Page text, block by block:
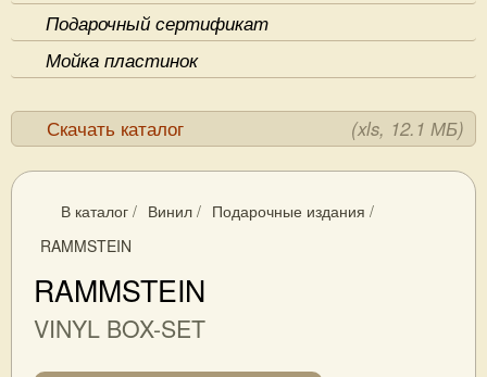
Подарочный сертификат
Мойка пластинок
Скачать каталог (xls, 12.1 МБ)
В каталог / Винил / Подарочные издания /
RAMMSTEIN
RAMMSTEIN
VINYL BOX-SET